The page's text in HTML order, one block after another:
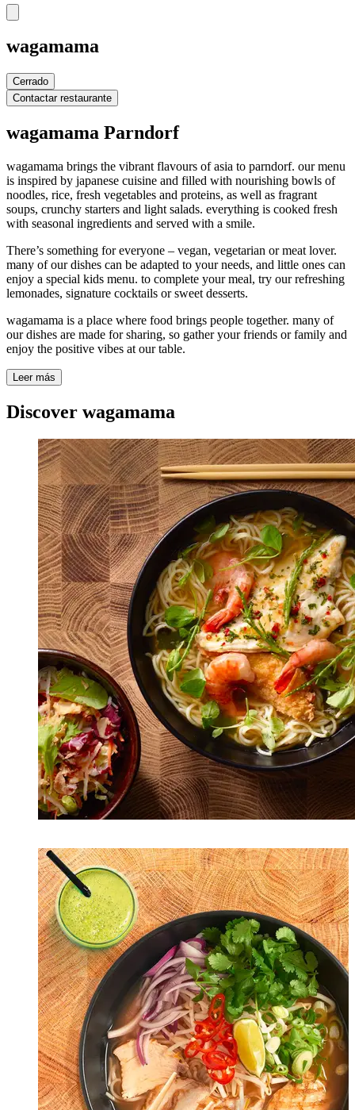
wagamama
Cerrado
Contactar restaurante
wagamama Parndorf
wagamama brings the vibrant flavours of asia to parndorf. our menu
is inspired by japanese cuisine and filled with nourishing bowls of
noodles, rice, fresh vegetables and proteins, as well as fragrant
soups, crunchy starters and light salads. everything is cooked fresh
with seasonal ingredients and served with a smile.
There’s something for everyone – vegan, vegetarian or meat lover.
many of our dishes can be adapted to your needs, and little ones can
enjoy a special kids menu. to complete your meal, try our refreshing
lemonades, signature cocktails or sweet desserts.
wagamama is a place where food brings people together. many of
our dishes are made for sharing, so gather your friends or family and
enjoy the positive vibes at our table.
Leer más
Discover wagamama